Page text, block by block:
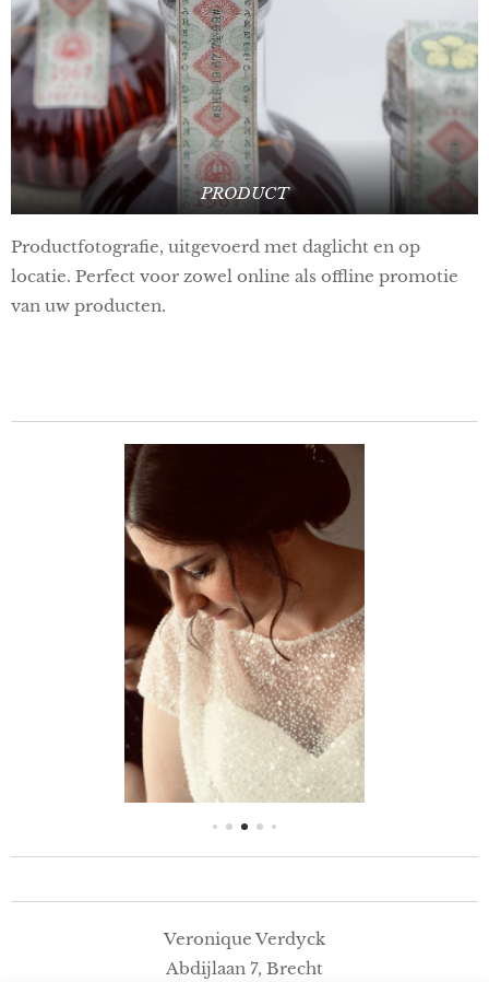
PRODUCT
Productfotografie, uitgevoerd met daglicht en op
locatie. Perfect voor zowel online als offline promotie
van uw producten.
Veronique Verdyck
Abdijlaan 7, Brecht